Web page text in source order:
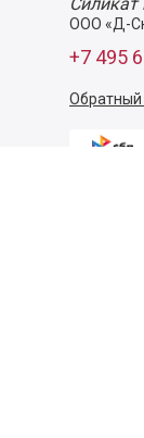
ООО «Д-
+7 495
Обратный